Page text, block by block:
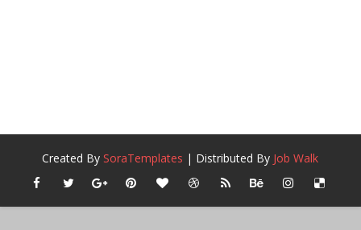
Created BySoraTemplates | Distributed By Job Walk